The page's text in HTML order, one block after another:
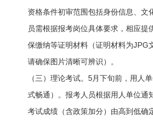
资格条件初审范围包括身份信息、文
员需根据报考岗位具体要求，相应
保缴纳等证明材料（证明材料为JPG
请确保图片清晰可辨识）。
（三）理论考试。5月下旬前，用人
式畅通）。报考人员根据用人单位通
考试成绩（含政策加分）由高到低确